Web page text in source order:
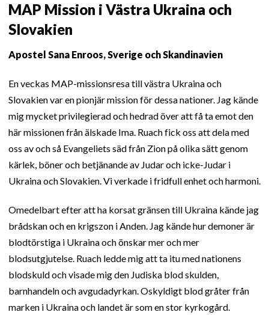
MAP Mission i Västra Ukraina och
Slovakien
Apostel Sana Enroos, Sverige och Skandinavien
En veckas MAP-missionsresa till västra Ukraina och
Slovakien var en pionjär mission för dessa nationer. Jag kände
mig mycket privilegierad och hedrad över att få ta emot den
här missionen från älskade Ima. Ruach fick oss att dela med
oss av och så Evangeliets säd från Zion på olika sätt genom
kärlek, böner och betjänande av Judar och icke-Judar i
Ukraina och Slovakien. Vi verkade i fridfull enhet och harmoni.
Omedelbart efter att ha korsat gränsen till Ukraina kände jag
brådskan och en krigszon i Anden. Jag kände hur demoner är
blodtörstiga i Ukraina och önskar mer och mer
blodsutgjutelse. Ruach ledde mig att ta itu med nationens
blodskuld och visade mig den Judiska blod skulden,
barnhandeln och avgudadyrkan. Oskyldigt blod gråter från
marken i Ukraina och landet är som en stor kyrkogård.